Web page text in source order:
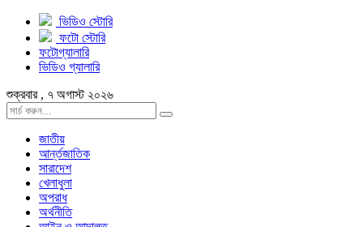
ভিডিও স্টোরি
ফটো স্টোরি
ফটোগ্যালারি
ভিডিও গ্যালারি
শুক্রবার , ৭ অগাস্ট ২০২৬
জাতীয়
আর্ন্তজাতিক
সারাদেশ
খেলাধুলা
অপরাধ
অর্থনীতি